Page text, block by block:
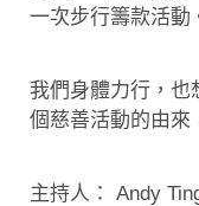
一次步行籌款活動
我們身體力行，也
個慈善活動的由來
主持人： Andy